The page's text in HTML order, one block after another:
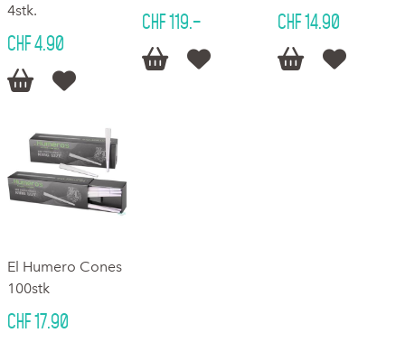
4stk.
CHF 4.90
 
CHF 119.–
 
CHF 14.90
 
El Humero Cones
100stk
CHF 17.90